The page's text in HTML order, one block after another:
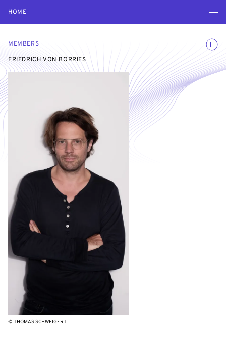
HOME Open
MEMBERS
FRIEDRICH VON BORRIES
© THOMAS SCHWEIGERT